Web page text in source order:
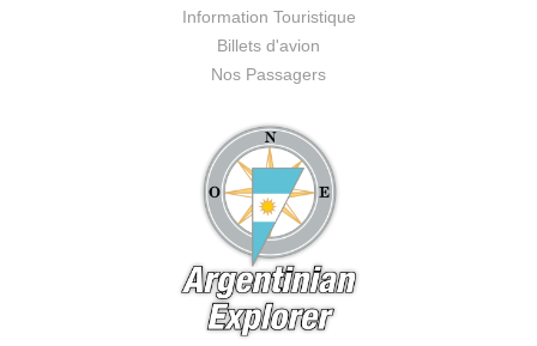
Information Touristique
Billets d'avion
Nos Passagers